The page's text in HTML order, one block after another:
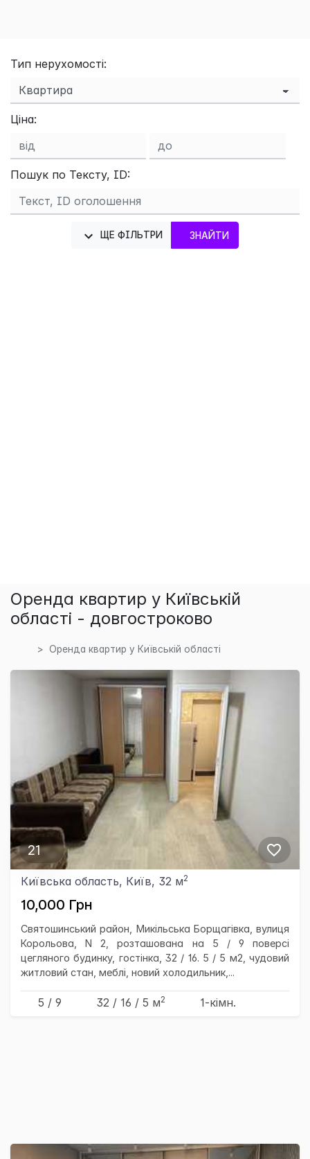
Тип нерухомості:
Ціна:
Пошук по Тексту, ID:
ЩЕ ФІЛЬТРИ ЗНАЙТИ
Оренда квартир у Київській
області - довгостроково
Оренда квартир у Київській області
21
Київська область, Київ, 32 м2
10,000 Грн
Святошинський район, Микільська Борщагівка, вулиця
Корольова, N 2, розташована на 5 / 9 поверсі
цегляного будинку, гостінка, 32 / 16. 5 / 5 м2, чудовий
житловий стан, меблі, новий холодильник,...
5 / 9 32 / 16 / 5 м2 1-кімн.